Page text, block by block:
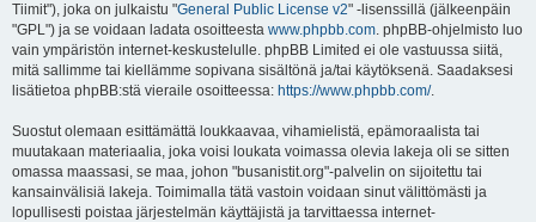
Tiimit"), joka on julkaistu "General Public License v2" -lisenssillä (jälkeenpäin
"GPL") ja se voidaan ladata osoitteesta www.phpbb.com. phpBB-ohjelmisto luo
vain ympäristön internet-keskustelulle. phpBB Limited ei ole vastuussa siitä,
mitä sallimme tai kiellämme sopivana sisältönä ja/tai käytöksenä. Saadaksesi
lisätietoa phpBB:stä vieraile osoitteessa: https://www.phpbb.com/.
Suostut olemaan esittämättä loukkaavaa, vihamielistä, epämoraalista tai
muutakaan materiaalia, joka voisi loukata voimassa olevia lakeja oli se sitten
omassa maassasi, se maa, johon "busanistit.org"-palvelin on sijoitettu tai
kansainvälisiä lakeja. Toimimalla tätä vastoin voidaan sinut välittömästi ja
lopullisesti poistaa järjestelmän käyttäjistä ja tarvittaessa internet-